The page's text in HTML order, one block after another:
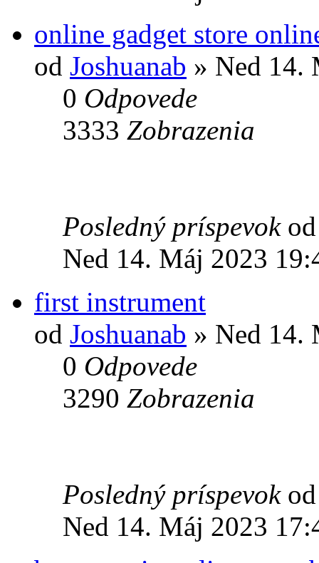
online gadget store
od Joshuanab » Ned 14.
0 Odpovede
3333 Zobrazenia
Posledný príspevok
Ned 14. Máj 2023
first instrument
od Joshuanab » Ned 14.
0 Odpovede
3290 Zobrazenia
Posledný príspevok
Ned 14. Máj 2023